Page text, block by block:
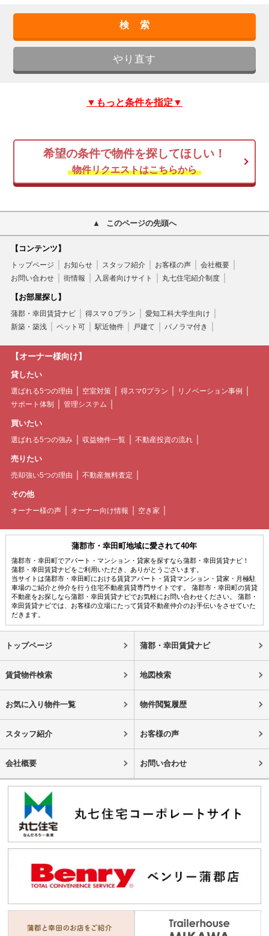
▼もっと条件を指定▼
希望の条件で物件を探してほしい！
物件リクエストはこちらから
このページの先頭へ
【コンテンツ】
トップページ お知らせ スタッフ紹介 お客様の声
会社概要
お問い合わせ
街情報 入居者向けサイト 丸七住宅紹介制度
【お部屋探し】
蒲郡・幸田賃貸ナビ 得スマ０プラン
愛知工科大学生向け
新築・築浅
ペット可 駅近物件 戸建て パノラマ付き
【オーナー様向け】
貸したい
選ばれる5つの理由 空室対策 得スマ0プラン
リノベーション事例
サポート体制
管理システム
買いたい
選ばれる5つの強み 収益物件一覧 不動産投資の流れ
売りたい
売却強い5つの理由 不動産無料査定
その他
オーナー様の声 オーナー向け情報 空き家
蒲郡市・幸田町地域に愛されて40年
蒲郡市・幸田町でアパート・マンション・貸家を探すなら蒲郡・幸田賃貸ナビ！
蒲郡・幸田賃貸ナビをご利用いただき、ありがとうございます。
当サイトは蒲郡市・幸田町における賃貸アパート・賃貸マンション・貸家・月極駐
車場のご紹介と仲介を行う住宅不動産賃貸専門サイトです。 蒲郡市・幸田町の賃貸
不動産をお探しなら蒲郡・幸田賃貸ナビでお気軽にお問い合わせください。 蒲郡・
幸田賃貸ナビでは、お客様の立場にたって賃貸不動産仲介のお手伝いをさせていた
だきます。
トップページ 蒲郡・幸田賃貸ナビ
賃貸物件検索 地図検索
お気に入り物件一覧 物件閲覧履歴
スタッフ紹介 お客様の声
会社概要 お問い合わせ